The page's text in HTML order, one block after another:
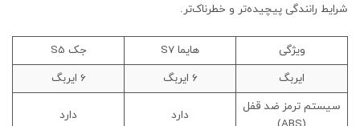
شرایط رانندگی پیچیده‌تر و خطرناک‌تر.
ویژگی هایما S7
جک S5
ایربگ
6 ایربگ
6 ایربگ
سیستم ترمز ضد قفل
دارد دارد